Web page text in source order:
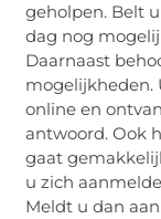
geholpen. Belt
dag nog
Daarnaast
mogelijkheden.
online en
antwoord. Ook
gaat
u zich
Meldt u dan